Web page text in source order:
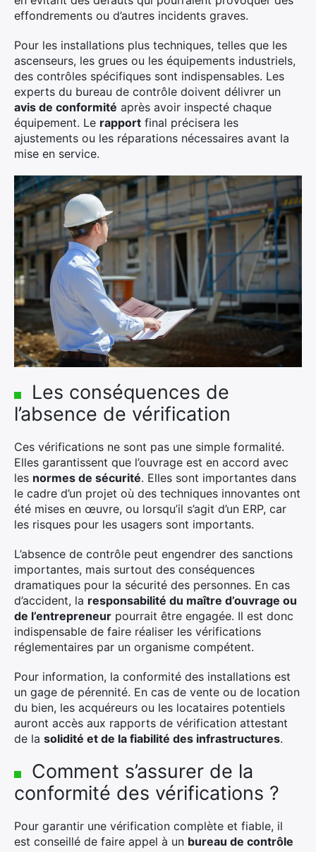
effondrements ou d’autres incidents graves.
Pour les installations plus techniques, telles que les
ascenseurs, les grues ou les équipements industriels,
des contrôles spécifiques sont indispensables. Les
experts du bureau de contrôle doivent délivrer un
avis de conformité après avoir inspecté chaque
équipement. Le rapport final précisera les
ajustements ou les réparations nécessaires avant la
mise en service.
Les conséquences de
l’absence de vérification
Ces vérifications ne sont pas une simple formalité.
Elles garantissent que l’ouvrage est en accord avec
les normes de sécurité. Elles sont importantes dans
le cadre d’un projet où des techniques innovantes ont
été mises en œuvre, ou lorsqu’il s’agit d’un ERP, car
les risques pour les usagers sont importants.
L’absence de contrôle peut engendrer des sanctions
importantes, mais surtout des conséquences
dramatiques pour la sécurité des personnes. En cas
d’accident, la responsabilité du maître d’ouvrage ou
de l’entrepreneur pourrait être engagée. Il est donc
indispensable de faire réaliser les vérifications
réglementaires par un organisme compétent.
Pour information, la conformité des installations est
un gage de pérennité. En cas de vente ou de location
du bien, les acquéreurs ou les locataires potentiels
auront accès aux rapports de vérification attestant
de la solidité et de la fiabilité des infrastructures.
Comment s’assurer de la
conformité des vérifications ?
Pour garantir une vérification complète et fiable, il
est conseillé de faire appel à un bureau de contrôle
×
Rechercher
: